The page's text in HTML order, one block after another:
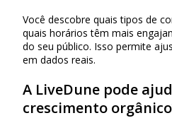
Você descobre quais tipos de
quais horários têm mais
do seu público. Isso permite
em dados reais.
A LiveDune pode
crescimento